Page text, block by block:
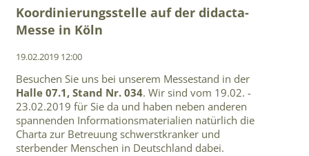
Koordinierungsstelle auf der didacta-
Messe in Köln
19.02.2019 12:00
Besuchen Sie uns bei unserem Messestand in der
Halle 07.1, Stand Nr. 034. Wir sind vom 19.02. -
23.02.2019 für Sie da und haben neben anderen
spannenden Informationsmaterialien natürlich die
Charta zur Betreuung schwerstkranker und
sterbender Menschen in Deutschland dabei.